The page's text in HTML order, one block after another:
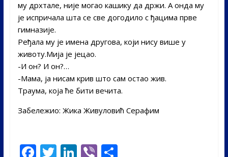
му дрхтале, није могао кашику да држи. А онда му
је испричала шта се све догодило с ђацима прве
гимназије.
Ређала му је имена другова, који нису више у
животу.Мија је јецао.­
-И он? И он?…
-Мама, ја нисам крив што сам остао жив.
Траума, која ће бити вечита.
Забележио: Жика Живуловић Серафим
F T Li Vi S